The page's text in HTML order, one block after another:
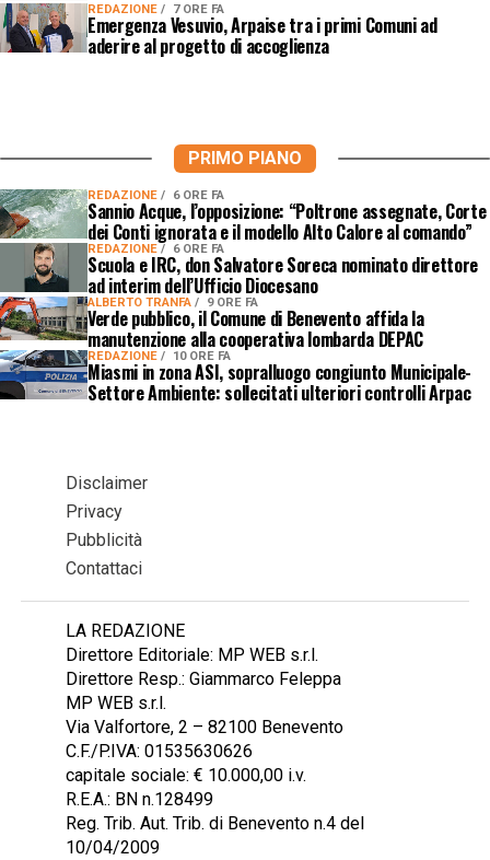
REDAZIONE 7 ORE FA
Emergenza Vesuvio, Arpaise tra i primi Comuni ad
aderire al progetto di accoglienza
PRIMO PIANO
REDAZIONE 6 ORE FA
Sannio Acque, l’opposizione: “Poltrone assegnate, Corte
dei Conti ignorata e il modello Alto Calore al comando”
REDAZIONE 6 ORE FA
Scuola e IRC, don Salvatore Soreca nominato direttore
ad interim dell’Ufficio Diocesano
ALBERTO TRANFA 9 ORE FA
Verde pubblico, il Comune di Benevento affida la
manutenzione alla cooperativa lombarda DEPAC
REDAZIONE 10 ORE FA
Miasmi in zona ASI, sopralluogo congiunto Municipale-
Settore Ambiente: sollecitati ulteriori controlli Arpac
Disclaimer
Privacy
Pubblicità
Contattaci
LA REDAZIONE
Direttore Editoriale: MP WEB s.r.l.
Direttore Resp.: Giammarco Feleppa
MP WEB s.r.l.
Via Valfortore, 2 – 82100 Benevento
C.F./P.IVA: 01535630626
capitale sociale: € 10.000,00 i.v.
R.E.A.: BN n.128499
Reg. Trib. Aut. Trib. di Benevento n.4 del
10/04/2009